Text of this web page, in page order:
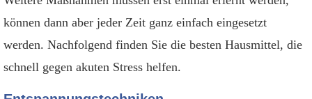
können dann aber jeder Zeit ganz einfach eingesetzt
werden. Nachfolgend finden Sie die besten Hausmittel, die
schnell gegen akuten Stress helfen.